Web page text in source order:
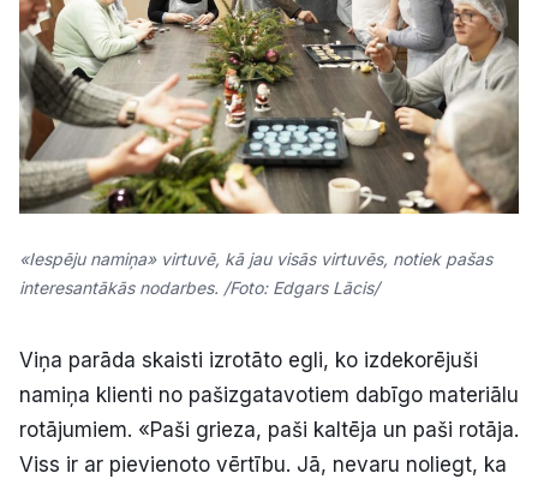
«Iespēju namiņa» virtuvē, kā jau visās virtuvēs, notiek pašas
interesantākās nodarbes. /Foto: Edgars Lācis/
Viņa parāda skaisti izrotāto egli, ko izdekorējuši
namiņa klienti no pašizgatavotiem dabīgo materiālu
rotājumiem. «Paši grieza, paši kaltēja un paši rotāja.
Viss ir ar pievienoto vērtību. Jā, nevaru noliegt, ka